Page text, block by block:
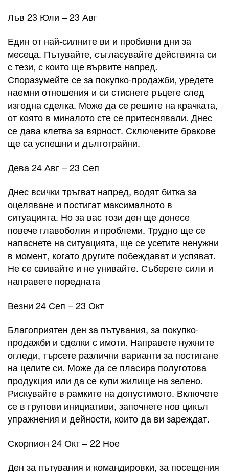
Лъв 23 Юли – 23 Авг
Един от най-силните ви и пробивни дни за
месеца. Пътувайте, съгласувайте действията си
с тези, с които ще вървите напред.
Споразумейте се за покупко-продажби, уредете
наемни отношения и си стиснете ръцете след
изгодна сделка. Може да се решите на крачката,
от която в миналото сте се притеснявали. Днес
се дава клетва за вярност. Сключените бракове
ще са успешни и дълготрайни.
Дева 24 Авг – 23 Сеп
Днес всички тръгват напред, водят битка за
оцеляване и постигат максималното в
ситуацията. Но за вас този ден ще донесе
повече главоболия и проблеми. Трудно ще се
напаснете на ситуацията, ще се усетите ненужни
в момент, когато другите побеждават и успяват.
Не се свивайте и не унивайте. Съберете сили и
направете поредната
Везни 24 Сеп – 23 Окт
Благоприятен ден за пътувания, за покупко-
продажби и сделки с имоти. Направете нужните
огледи, търсете различни варианти за постигане
на целите си. Може да се пласира полуготова
продукция или да се купи жилище на зелено.
Рискувайте в рамките на допустимото. Включете
се в групови инициативи, започнете нов цикъл
упражнения и дейности, които да ви зареждат.
Скорпион 24 Окт – 22 Ное
Ден за пътувания и командировки, за посещения